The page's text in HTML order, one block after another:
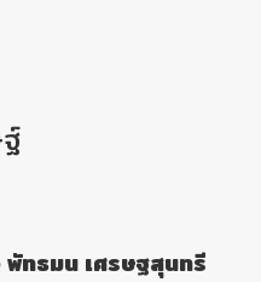
ทธมน เศรษฐสุนทรี